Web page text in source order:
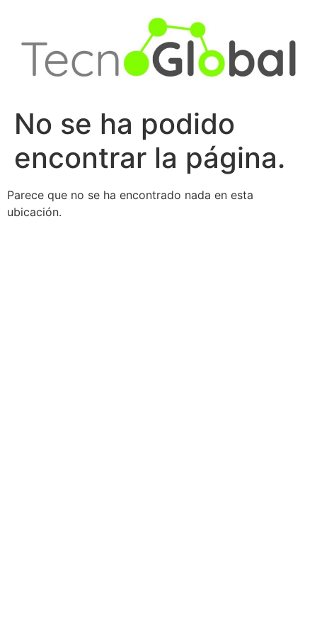
contenido
No se ha podido
encontrar la página.
Parece que no se ha encontrado nada en esta
ubicación.